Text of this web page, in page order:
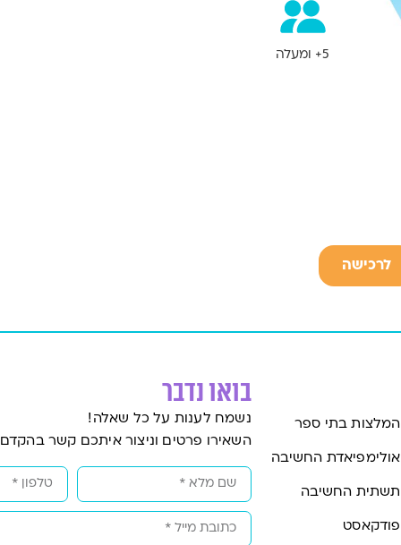
5+ ומעלה
לרכישה
המלצות בתי ספר
אולימפיאדת החשיבה
תשתית החשיבה
פודקאסט
בואו נדבר
נשמח לענות על כל שאלה!
השאירו פרטים וניצור איתכם קשר בהקדם